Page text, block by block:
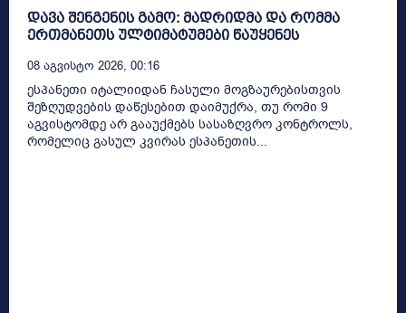
დავა შენგენის გამო: მადრიდმა და რომმა
ერთმანეთს ულტიმატუმები წაუყენეს
08 Აგვისტო 2026, 00:16
ესპანეთი იტალიიდან ჩასული მოგზაურებისთვის
შეზღუდვების დაწესებით დაიმუქრა, თუ რომი 9
აგვისტომდე არ გააუქმებს სასაზღვრო კონტროლს,
რომელიც გასულ კვირას ესპანეთის...